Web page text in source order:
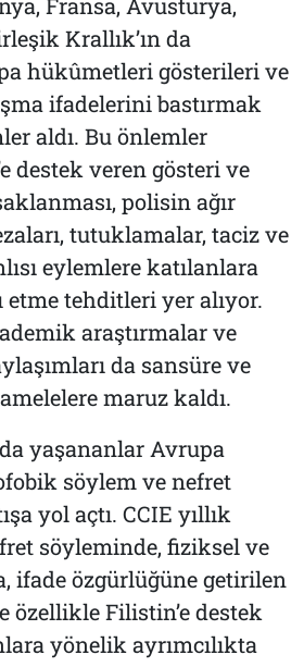
Krallık’ın da
hükûmetleri gösterileri ve
ifadelerini bastırmak
aldı. Bu önlemler
destek veren gösteri ve
polisin ağır
tutuklamalar, taciz ve
eylemlere katılanlara
etme tehditleri yer alıyor.
araştırmalar ve
da sansüre ve
maruz kaldı.
yaşananlar Avrupa
söylem ve nefret
yol açtı. CCIE yıllık
söyleminde, fiziksel ve
ifade özgürlüğüne getirilen
özellikle Filistin’e destek
yönelik ayrımcılıkta